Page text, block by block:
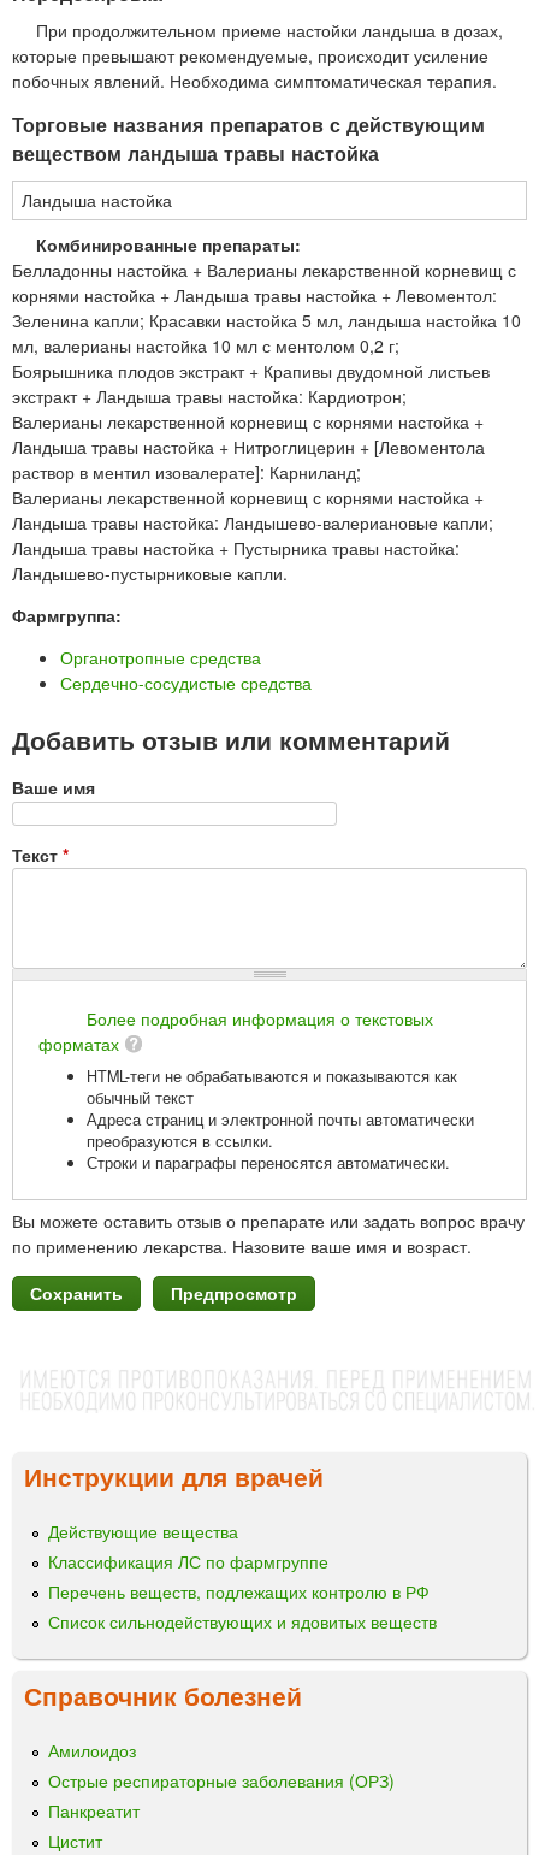
При продолжительном приеме настойки ландыша в дозах,
которые превышают рекомендуемые, происходит усиление
побочных явлений. Необходима симптоматическая терапия.
Торговые названия препаратов с действующим
веществом ландыша травы настойка
Ландыша настойка
Комбинированные препараты:
Белладонны настойка + Валерианы лекарственной корневищ с
корнями настойка + Ландыша травы настойка + Левоментол:
Зеленина капли; Красавки настойка 5 мл, ландыша настойка 10
мл, валерианы настойка 10 мл с ментолом 0,2 г;
Боярышника плодов экстракт + Крапивы двудомной листьев
экстракт + Ландыша травы настойка: Кардиотрон;
Валерианы лекарственной корневищ с корнями настойка +
Ландыша травы настойка + Нитроглицерин + [Левоментола
раствор в ментил изовалерате]: Карниланд;
Валерианы лекарственной корневищ с корнями настойка +
Ландыша травы настойка: Ландышево-валериановые капли;
Ландыша травы настойка + Пустырника травы настойка:
Ландышево-пустырниковые капли.
Фармгруппа:
Органотропные средства
Сердечно-сосудистые средства
Добавить отзыв или комментарий
Ваше имя
Текст *
Более подробная информация о текстовых
форматах
HTML-теги не обрабатываются и показываются как
обычный текст
Адреса страниц и электронной почты автоматически
преобразуются в ссылки.
Строки и параграфы переносятся автоматически.
Вы можете оставить отзыв о препарате или задать вопрос врачу
по применению лекарства. Назовите ваше имя и возраст.
Инструкции для врачей
Действующие вещества
Классификация ЛС по фармгруппе
Перечень веществ, подлежащих контролю в РФ
Список сильнодействующих и ядовитых веществ
Справочник болезней
Амилоидоз
Острые респираторные заболевания (ОРЗ)
Панкреатит
Цистит